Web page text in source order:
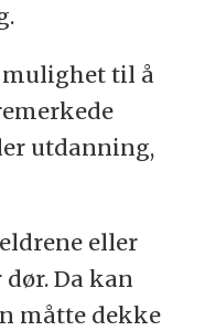
til å
utdanning,
eller
Da kan
måtte dekke